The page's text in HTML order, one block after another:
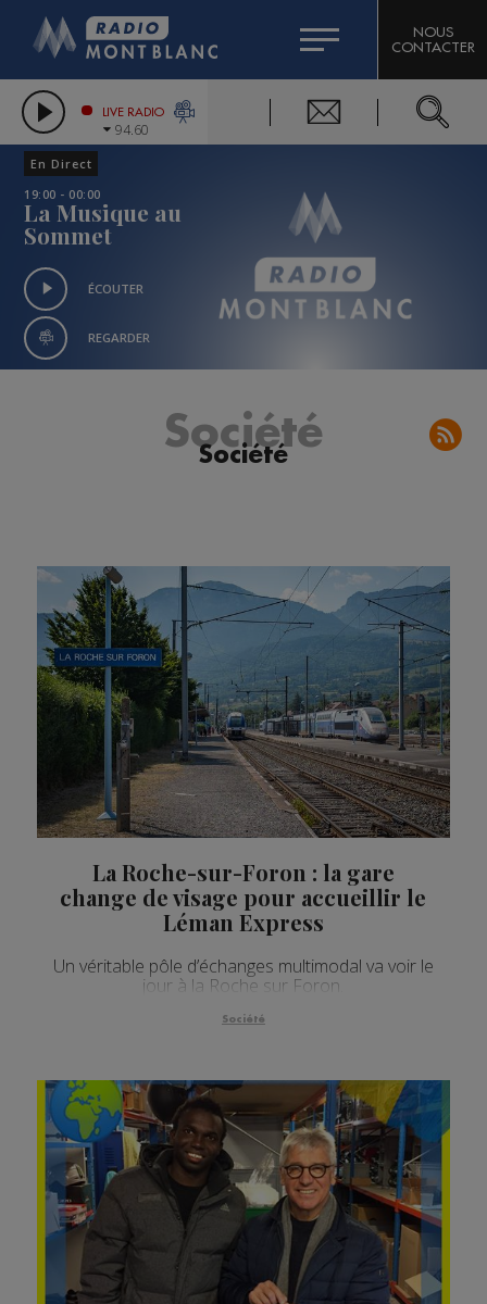
LES CHRONIQUES DE L'EXPERT
CITIZEN MACHINERY
GRAND MASSIF DOMAINES SKIABLES
COMPAGNIE DU MONT-BLANC
NOUS
CONTACTER
LIVE RADIO
94.60
En Direct
19:00 - 00:00
La Musique au
Sommet
ÉCOUTER
REGARDER
Société
Société
La Roche-sur-Foron : la gare
change de visage pour accueillir le
Léman Express
Un véritable pôle d’échanges multimodal va voir le
jour à la Roche sur Foron.
Société